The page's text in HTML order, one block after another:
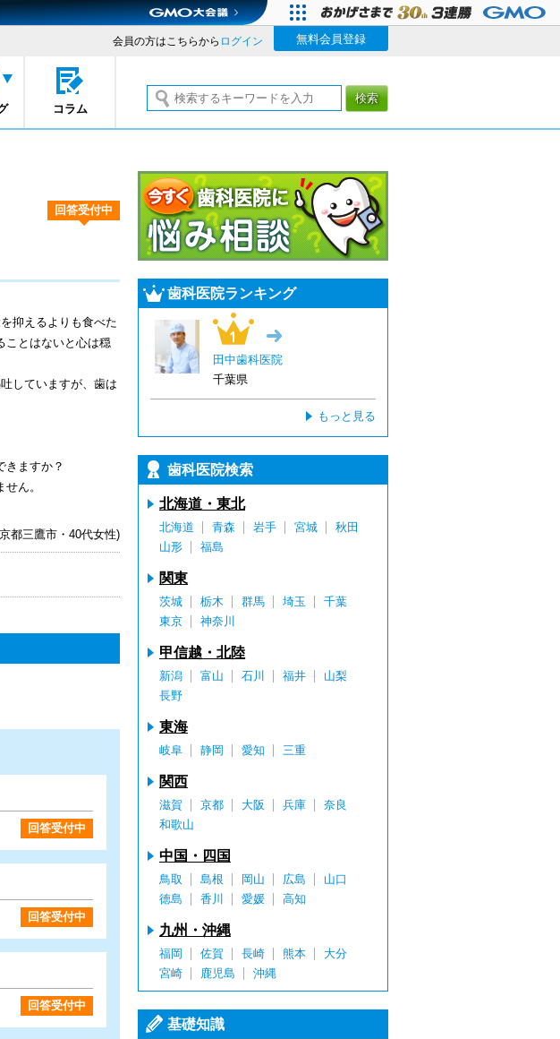
コラム
会員の方はこちらから ログイン 無料会員登録
検索
抑えるよりも食べた
ことはないと心は穏
していますが、歯は
きますか？
ん。
都三鷹市・40代女性)
回答受付中
回答受付中
回答受付中
回答受付中
歯科医院ランキング
田中歯科医院
千葉県
もっと見る
歯科医院検索
北海道・東北
北海道 青森 岩手 宮城
秋田
山形
福島
関東
茨城 栃木 群馬 埼玉
千葉
東京
神奈川
甲信越・北陸
新潟 富山 石川 福井
山梨
長野
東海
岐阜 静岡 愛知 三重
関西
滋賀 京都 大阪 兵庫
奈良
和歌山
中国・四国
鳥取 島根 岡山 広島
山口
徳島
香川 愛媛 高知
九州・沖縄
福岡 佐賀 長崎 熊本
大分
宮崎
鹿児島 沖縄
基礎知識